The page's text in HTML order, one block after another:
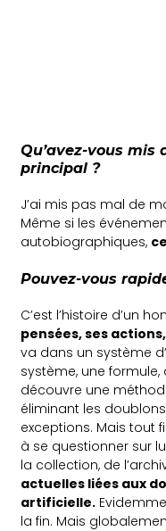
Qu’avez-vous mis
principal ?
J’ai mis pas mal de
Même si les
autobiographiques,
Pouvez-vous
C’est l’histoire d’un
pensées, ses
va dans un système
système, une
découvre une
éliminant les
exceptions. Mais tout
à se questionner sur
la collection, de
actuelles liées aux
artificielle.
la fin. Mais